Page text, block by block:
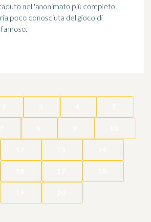
nell'anonimato più completo.
poco conosciuta del gioco di